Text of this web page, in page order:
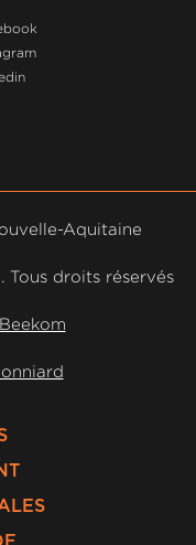
Aquitaine
Tous droits réservés
Beekom